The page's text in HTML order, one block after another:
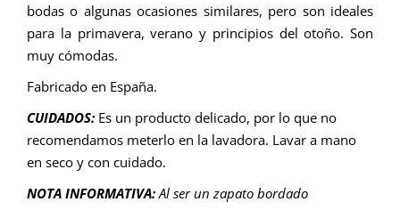
bodas o algunas ocasiones similares, pero son ideales
para la primavera, verano y principios del otoño. Son
muy cómodas.
Fabricado en España.
CUIDADOS: Es un producto delicado, por lo que no
recomendamos meterlo en la lavadora. Lavar a mano
en seco y con cuidado.
NOTA INFORMATIVA:Al ser un zapato bordado